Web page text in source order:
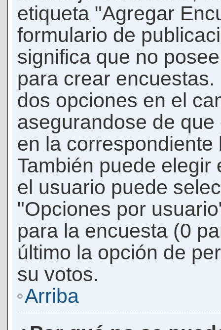
etiqueta "Agregar
formulario de
significa que no
para crear
dos opciones en el
asegurandose de
en la
También puede
el usuario puede
"Opciones por
para la encuesta (0
último la opción de
su votos.
Arriba